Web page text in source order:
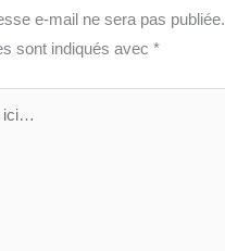
e-mail ne sera pas publiée.
sont indiqués avec*